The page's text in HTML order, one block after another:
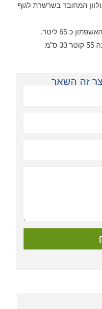
המחובר בשרשרת לגוף
זה השאר